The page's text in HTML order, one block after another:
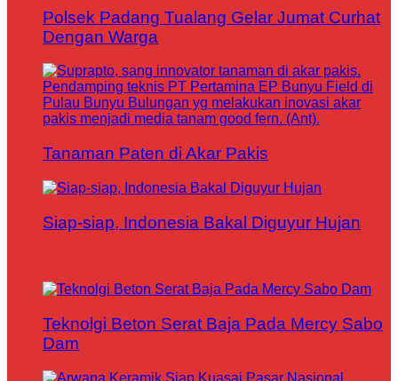
Polsek Padang Tualang Gelar Jumat Curhat
Dengan Warga
Tanaman Paten di Akar Pakis
Siap-siap, Indonesia Bakal Diguyur Hujan
Teknolgi Beton Serat Baja Pada Mercy Sabo
Dam